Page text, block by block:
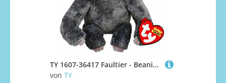
TY 1607-36417 Faultier - Beanie Boos Mehrfarbig 23 cm
von TY